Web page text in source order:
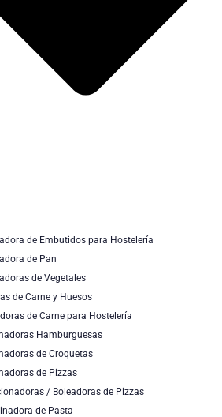
de Embutidos para Hostelería
de Pan
de Vegetales
de Carne y Huesos
de Carne para Hostelería
Hamburguesas
de Croquetas
de Pizzas
/ Boleadoras de Pizzas
de Pasta